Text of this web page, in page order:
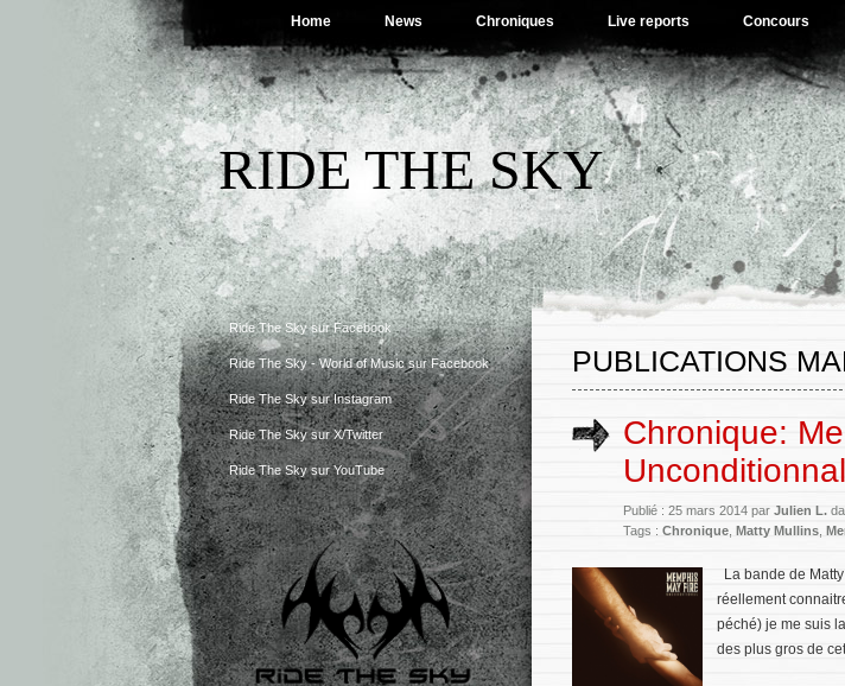
Home News Chroniques Live reports Concours
RIDE THE SKY
Ride The Sky sur Facebook
Ride The Sky - World of Music sur Facebook
Ride The Sky sur Instagram
Ride The Sky sur X/Twitter
Ride The Sky sur YouTube
PUBLICATIONS
Chronique:
Unconditionnal
Publié : 25 mars 2014 par Julien L.
Tags : Chronique Matty Mullins
La bande de
réellement
péché) je me suis
des plus gros de